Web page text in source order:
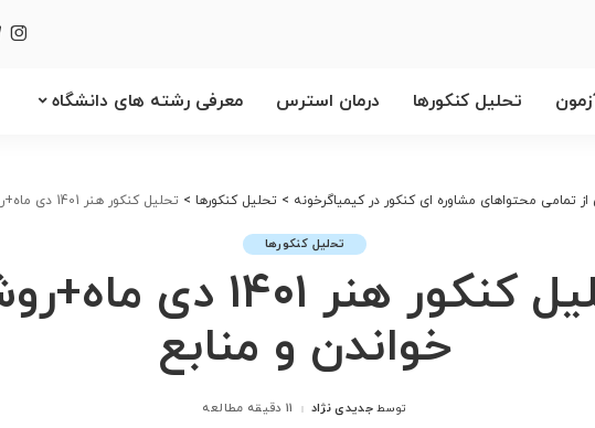
تحلیل کنکورها درمان استرس معرفی رشته های دانشگاه
تمامی محتواهای مشاوره ای کنکور در کیمیاگرخونه >تحلیل کنکورها >تحلیل کنکور هنر 1401 دی ماه+روش خواندن و منابع
تحلیل کنکورها
تحلیل کنکور هنر 1401 دی
خواندن و منابع
ارسال
توسط جدیدی نژاد 11 دقیقه مطالعه